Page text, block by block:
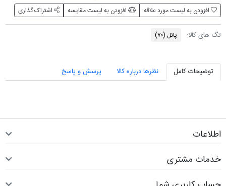
افزودن به لیست مورد علاقه افزودن به لیست مقایسه اشتراک گذاری
تگ های کالا: پانل (۷۰)
توضیحات کامل نظرها درباره کالا پرسش و پاسخ
اطلاعات
خدمات مشتری